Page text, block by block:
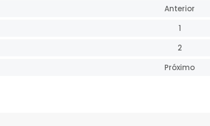
Anterior
1
2
Próximo